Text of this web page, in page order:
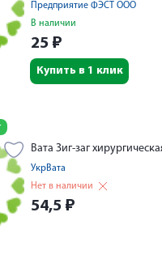
Предприятие ФЭСТ ООО
В наличии
25 ₽
Купить в 1 клик
Вата Зиг-заг
УкрВата
Нет в наличии
54,5 ₽